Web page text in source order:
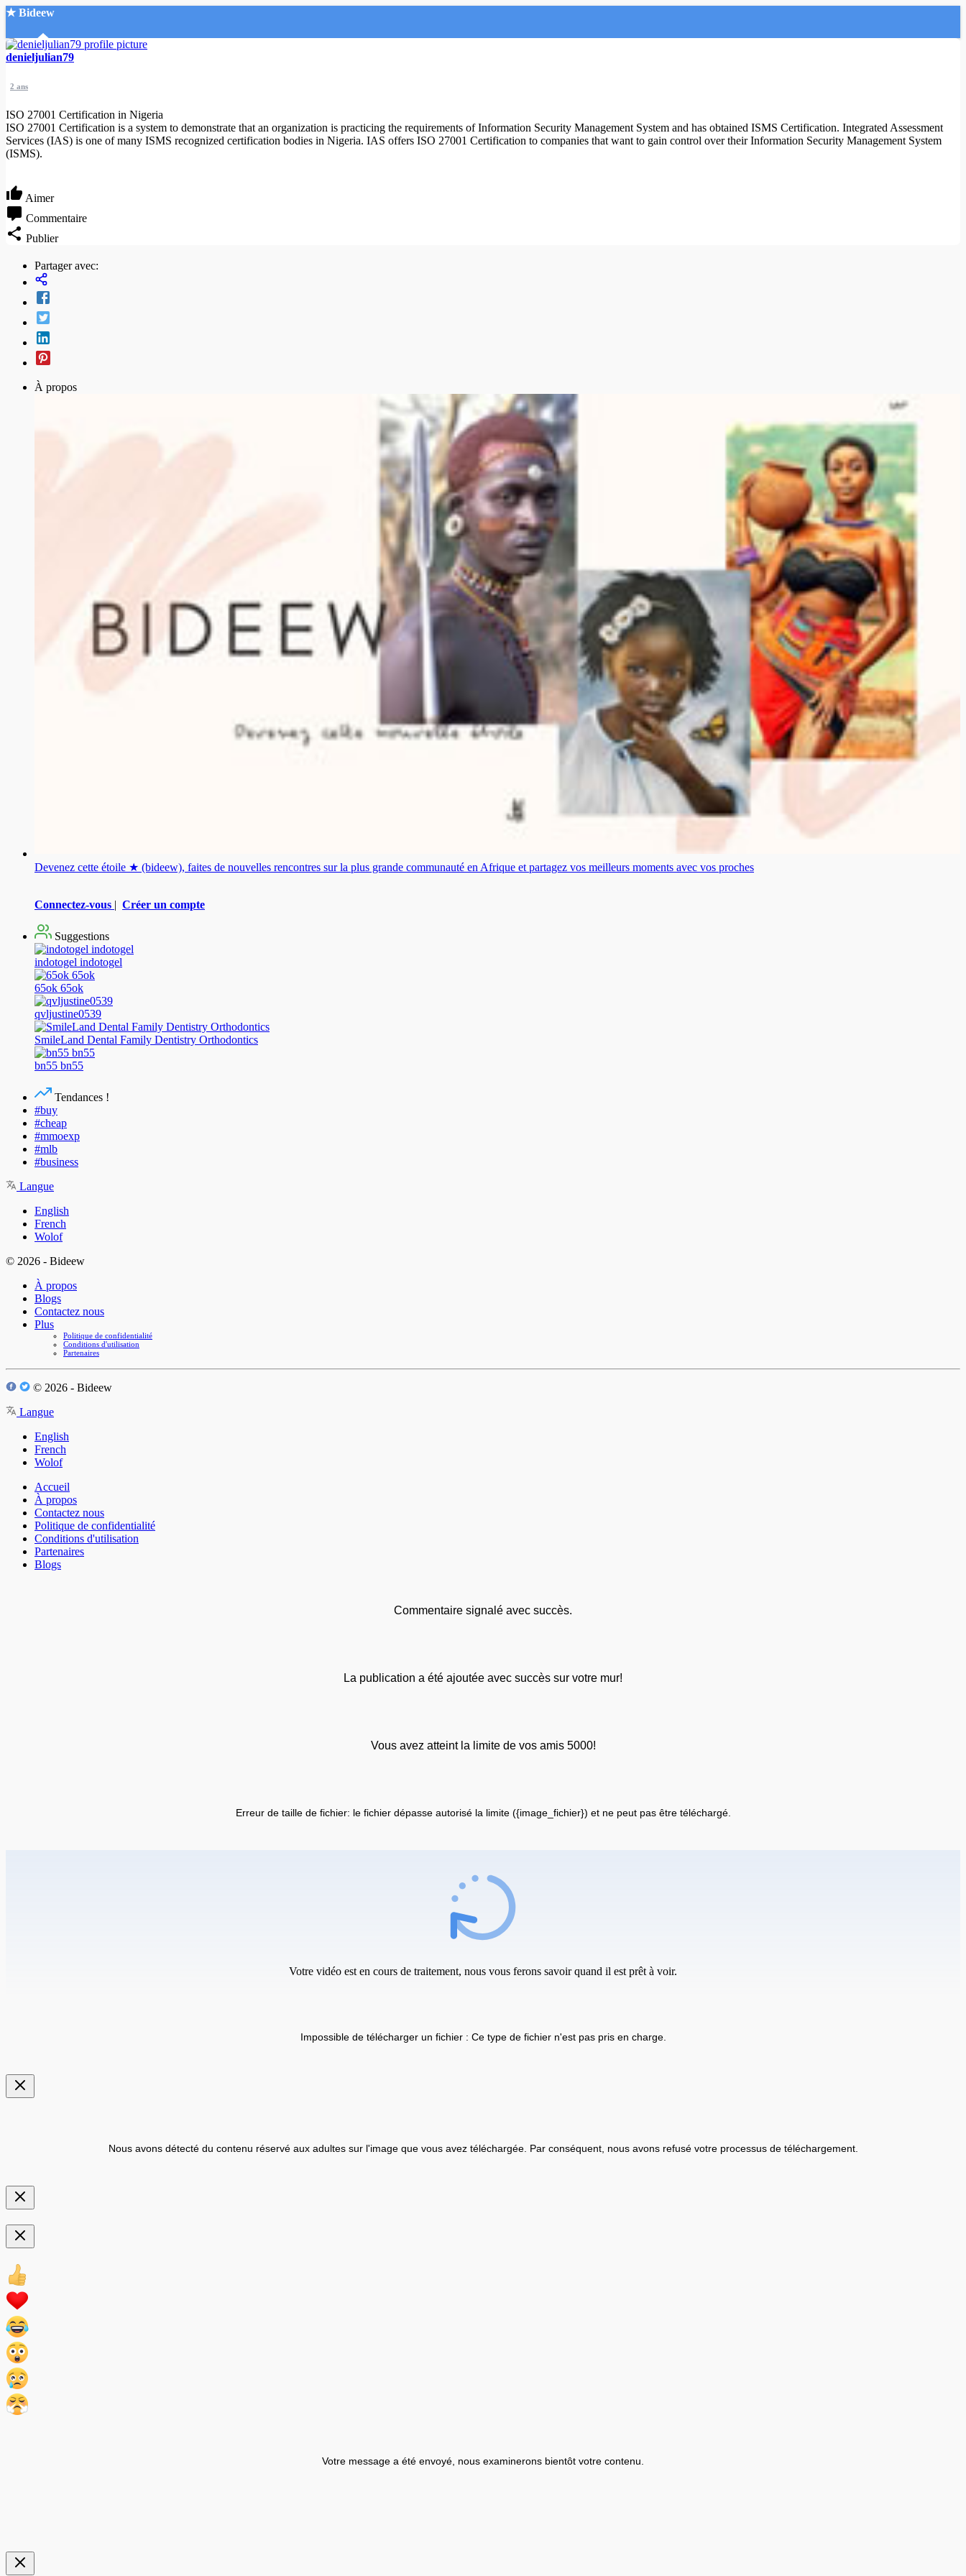
★ Bideew
Accueil
Créer un compte
Mode nuit
denieljulian79
2 ans
ISO 27001 Certification in Nigeria
ISO 27001 Certification is a system to demonstrate that an organization is practicing the requirements of Information Security Management System and has obtained ISMS Certification. Integrated Assessment
Services (IAS) is one of many ISMS recognized certification bodies in Nigeria. IAS offers ISO 27001 Certification to companies that want to gain control over their Information Security Management System
(ISMS).
Aimer
Commentaire
Publier
Partager avec:
À propos
Devenez cette étoile ★ (bideew), faites de nouvelles rencontres sur la plus grande communauté en Afrique et partagez vos meilleurs moments avec vos proches
Connectez-vous | Créer un compte
Suggestions
indotogel indotogel
65ok 65ok
qvljustine0539
SmileLand Dental Family Dentistry Orthodontics
bn55 bn55
Tendances !
#buy
#cheap
#mmoexp
#mlb
#business
Langue
English
French
Wolof
© 2026 - Bideew
À propos
Blogs
Contactez nous
Plus
Politique de confidentialité
Conditions d'utilisation
Partenaires
© 2026 - Bideew
Langue
English
French
Wolof
Accueil
À propos
Contactez nous
Politique de confidentialité
Conditions d'utilisation
Partenaires
Blogs
Commentaire signalé avec succès.
La publication a été ajoutée avec succès sur votre mur!
Vous avez atteint la limite de vos amis 5000!
Erreur de taille de fichier: le fichier dépasse autorisé la limite ({image_fichier}) et ne peut pas être téléchargé.
Votre vidéo est en cours de traitement, nous vous ferons savoir quand il est prêt à voir.
Impossible de télécharger un fichier : Ce type de fichier n'est pas pris en charge.
Nous avons détecté du contenu réservé aux adultes sur l'image que vous avez téléchargée. Par conséquent, nous avons refusé votre processus de téléchargement.
Votre message a été envoyé, nous examinerons bientôt votre contenu.